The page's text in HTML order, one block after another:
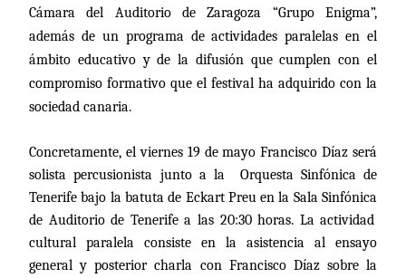
Cámara del Auditorio de Zaragoza “Grupo Enigma”,
además de un programa de actividades paralelas en el
ámbito educativo y de la difusión que cumplen con el
compromiso formativo que el festival ha adquirido con la
sociedad canaria.
Concretamente, el viernes 19 de mayo Francisco Díaz será
solista percusionista junto a la Orquesta Sinfónicade
Tenerife bajo la batuta de Eckart Preu enla Sala Sinfónica
de Auditorio de Tenerife a las 20:30 horas. La actividad
cultural paralela consiste en la asistencia al ensayo
general y posterior charla con Francisco Díaz sobre la